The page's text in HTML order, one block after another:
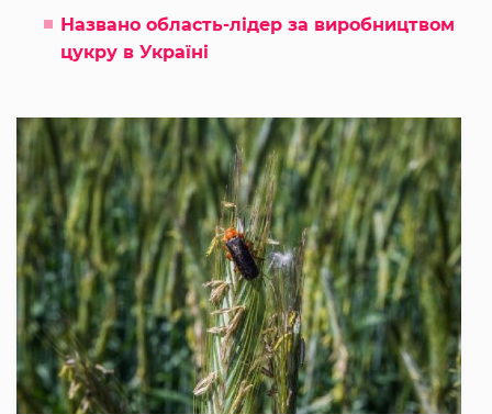
Названо область-лідер за виробництвом
цукру в Україні